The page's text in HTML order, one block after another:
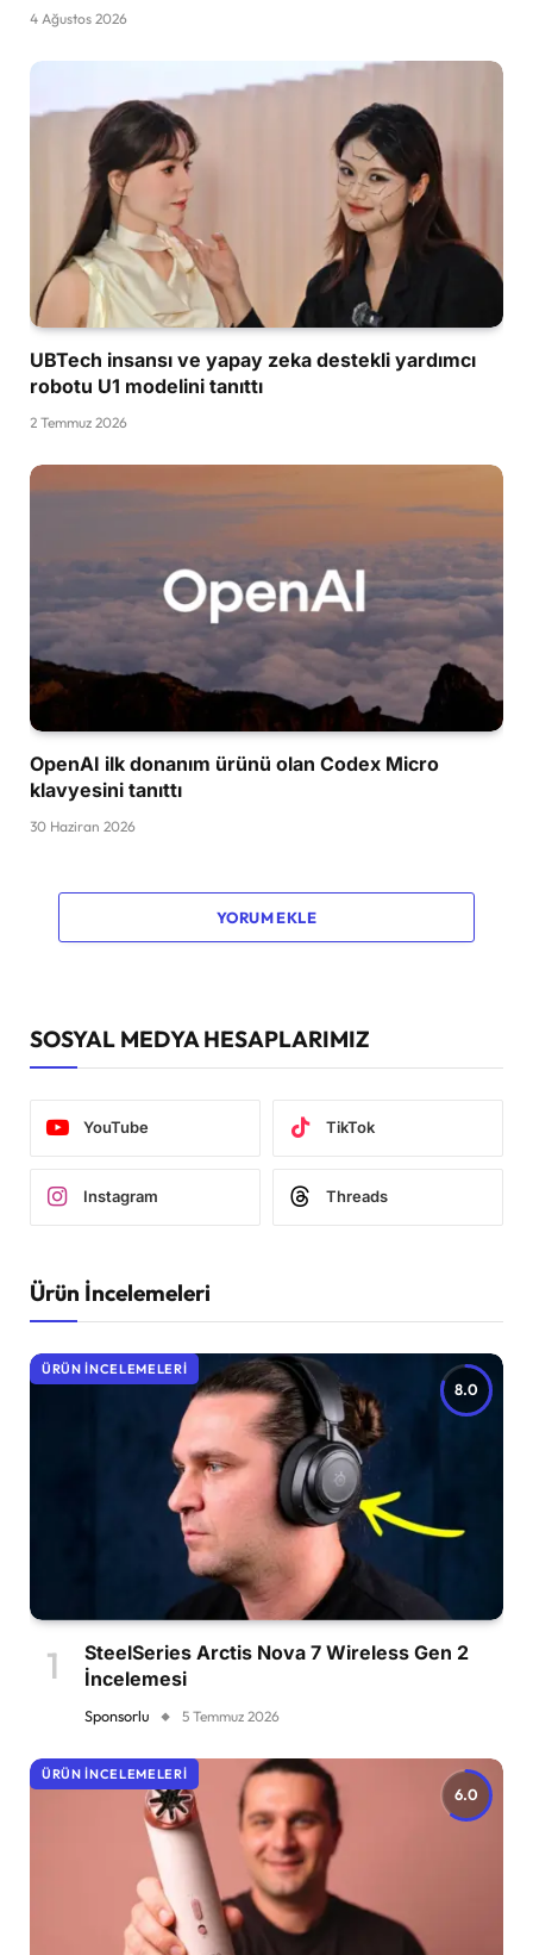
4 Ağustos 2026
UBTech insansı ve yapay zeka destekli yardımcı
robotu U1 modelini tanıttı
2 Temmuz 2026
OpenAI ilk donanım ürünü olan Codex Micro
klavyesini tanıttı
30 Haziran 2026
YORUM EKLE
SOSYAL MEDYA HESAPLARIMIZ
YouTube TikTok
Instagram Threads
Ürün İncelemeleri
8.0
ÜRÜN İNCELEMELERI
SteelSeries Arctis Nova 7 Wireless Gen 2
İncelemesi
Sponsorlu 5 Temmuz 2026
6.0
ÜRÜN İNCELEMELERI